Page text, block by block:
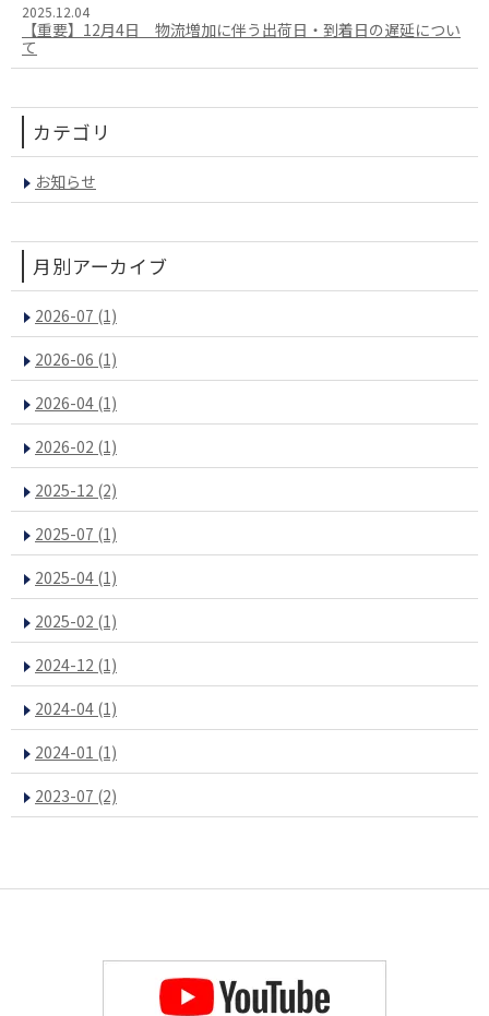
2025.12.04
【重要】12月4日 物流増加に伴う出荷日・到着日の遅延につい
て
カテゴリ
お知らせ
月別アーカイブ
2026-07 (1)
2026-06 (1)
2026-04 (1)
2026-02 (1)
2025-12 (2)
2025-07 (1)
2025-04 (1)
2025-02 (1)
2024-12 (1)
2024-04 (1)
2024-01 (1)
2023-07 (2)